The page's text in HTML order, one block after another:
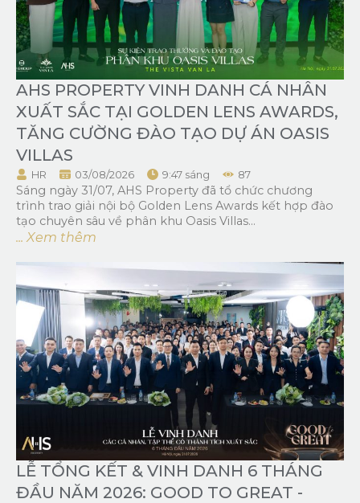
AHS PROPERTY VINH DANH CÁ NHÂN
XUẤT SẮC TẠI GOLDEN LENS AWARDS,
TĂNG CƯỜNG ĐÀO TẠO DỰ ÁN OASIS
VILLAS
HR 03/08/2026 9:47 sáng 87
Sáng ngày 31/07, AHS Property đã tổ chức chương
trình trao giải nội bộ Golden Lens Awards kết hợp đào
tạo chuyên sâu về phân khu Oasis Villas...
... Xem thêm
LỄ TỔNG KẾT & VINH DANH 6 THÁNG
ĐẦU NĂM 2026: GOOD TO GREAT -